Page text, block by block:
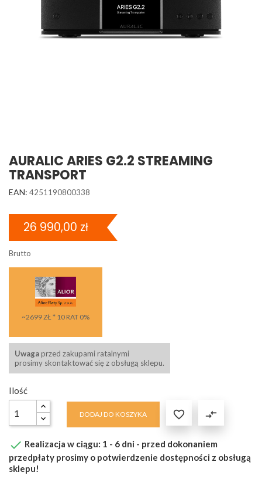
AURALIC ARIES G2.2 STREAMING
TRANSPORT
EAN: 4251190800338
26 990,00 zł
Brutto
~2699 ZŁ * 10 RAT 0%
Uwaga przed zakupami ratalnymi
prosimy skontaktować się z obsługą sklepu.
Ilość
DODAJ DO KOSZYKA  compare_arrows
 Realizacja w ciągu: 1 - 6 dni - przed dokonaniem
przedpłaty prosimy o potwierdzenie dostępności z obsługą
sklepu!